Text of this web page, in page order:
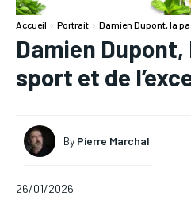
Accueil Portrait Damien Dupont, la
Damien
sport et de
By Pierre Marchal
26/01/2026